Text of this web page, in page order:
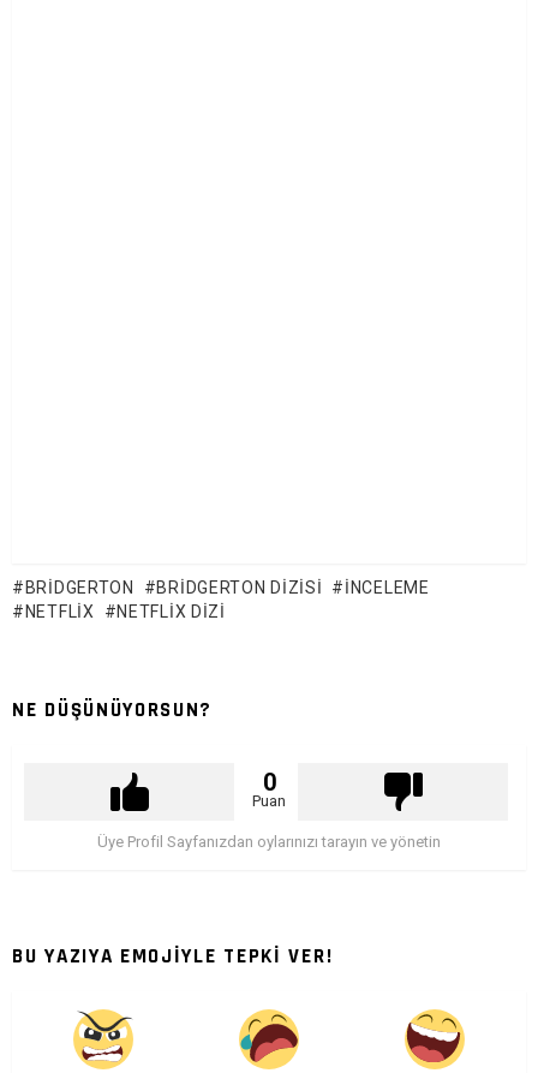
BRIDGERTON BRIDGERTON DIZISI
İNCELEME
NETFLIX
NETFLIX DIZI
NE DÜŞÜNÜYORSUN?
0
Puan
Üye Profil Sayfanızdan oylarınızı tarayın ve yönetin
BU YAZIYA EMOJİYLE TEPKİ VER!